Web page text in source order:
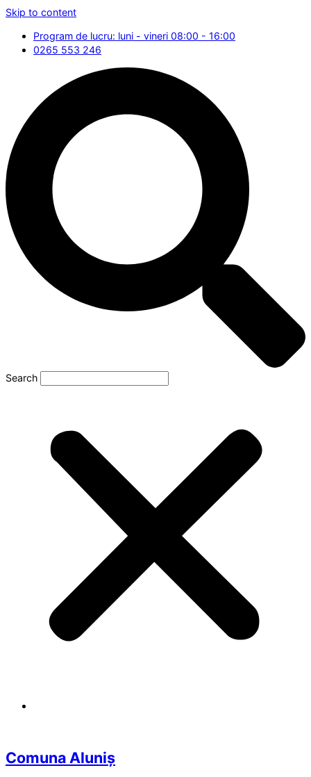
Skip to content
Program de lucru: luni - vineri 08:00 - 16:00
0265 553 246
Search
Comuna Aluniș